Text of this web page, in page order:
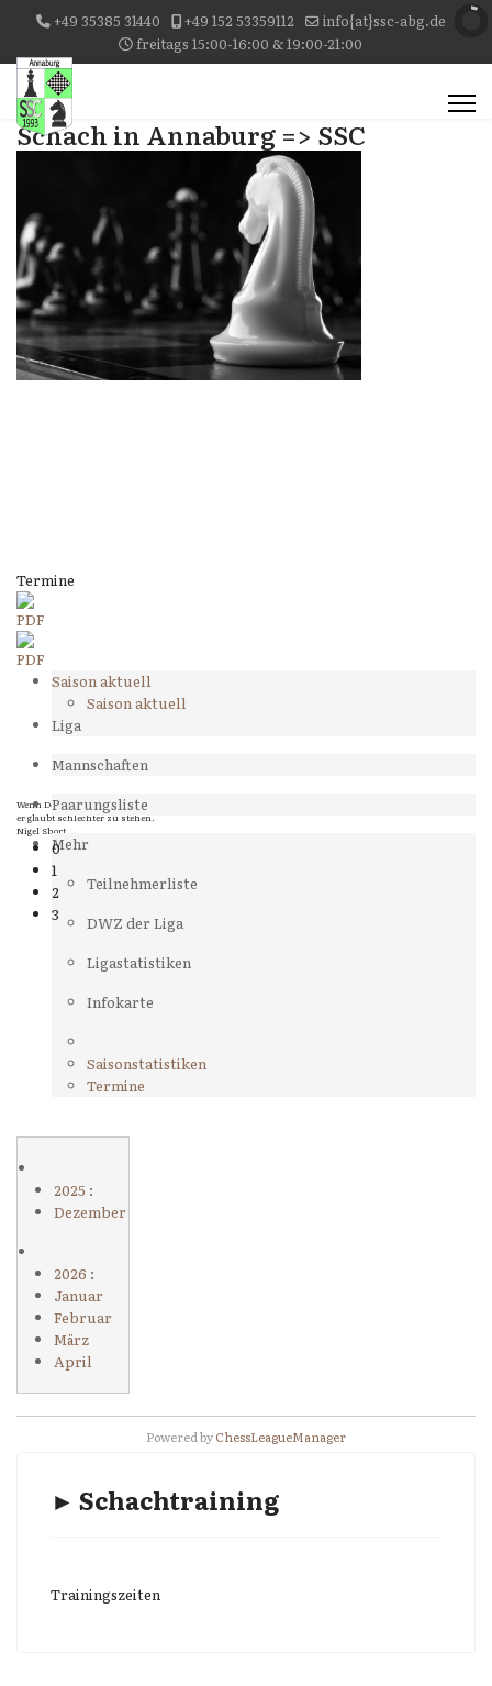
+49 35385 31440 +49 152 53359112
info{at}ssc-abg.de
freitags 15:00-16:00 & 19:00-21:00
Schach in Annaburg => SSC
Wenn Dein Gegner Dir ein Remis anbietet, versuch herauszufinden, weshalb
er glaubt schlechter zu stehen.
Nigel Short
0
1
2
3
Termine
Saison aktuell
Saison aktuell
Liga
Mannschaften
Paarungsliste
Mehr
Teilnehmerliste
DWZ der Liga
Ligastatistiken
Infokarte
Saisonstatistiken
Termine
2025 :
Dezember
2026 :
Januar
Februar
März
April
Powered byChessLeagueManager
► Schachtraining
Trainingszeiten